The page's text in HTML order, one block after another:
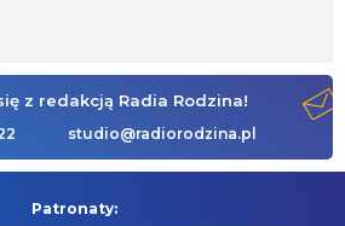
z redakcją Radia Rodzina!
studio@radiorodzina.pl
Patronaty: